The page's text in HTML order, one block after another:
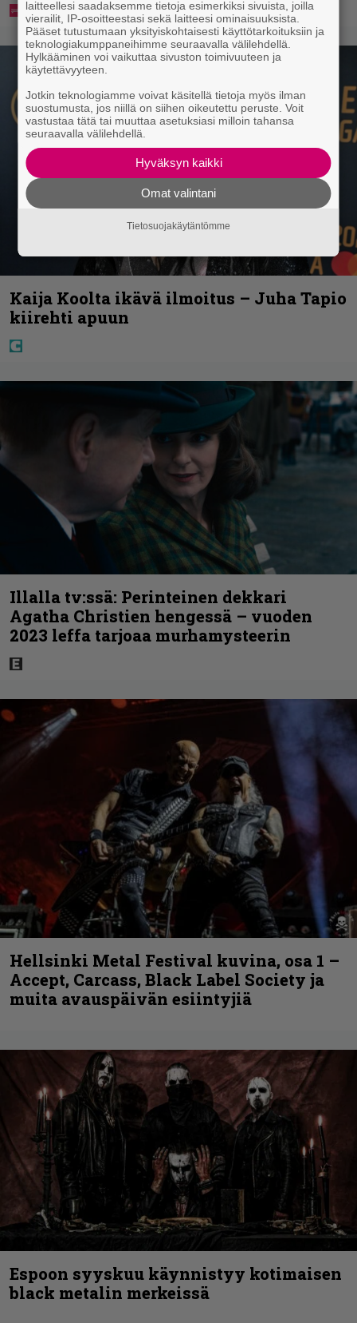
Kaija Koolta ikävä ilmoitus – Juha Tapio
kiirehti apuun
Illalla tv:ssä: Perinteinen dekkari
Agatha Christien hengessä – vuoden
2023 leffa tarjoaa murhamysteerin
Hellsinki Metal Festival kuvina, osa 1 –
Accept, Carcass, Black Label Society ja
muita avauspäivän esiintyjiä
Espoon syyskuu käynnistyy kotimaisen
black metalin merkeissä
laitteellesi saadaksemme tietoja esimerkiksi sivuista, joilla
vierailit, IP-osoitteestasi sekä laitteesi ominaisuuksista.
Pääset tutustumaan yksityiskohtaisesti käyttötarkoituksiin ja
teknologiakumppaneihimme seuraavalla välilehdellä.
Hylkääminen voi vaikuttaa sivuston toimivuuteen ja
käytettävyyteen.
Jotkin teknologiamme voivat käsitellä tietoja myös ilman
suostumusta, jos niillä on siihen oikeutettu peruste. Voit
vastustaa tätä tai muuttaa asetuksiasi milloin tahansa
seuraavalla välilehdellä.
Hyväksyn kaikki
Omat valintani
Tietosuojakäytäntömme